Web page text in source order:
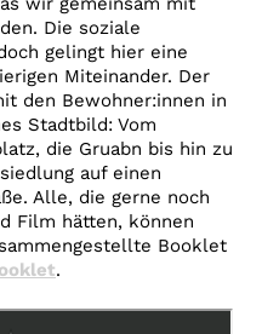
Die soziale
gelingt hier eine
Miteinander. Der
den Bewohner:innen in
Stadtbild: Vom
die Gruabn bis hin zu
auf einen
Alle, die gerne noch
Film hätten, können
Booklet
.